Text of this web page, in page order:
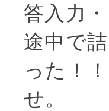
答入力
途中で
った！
せ。